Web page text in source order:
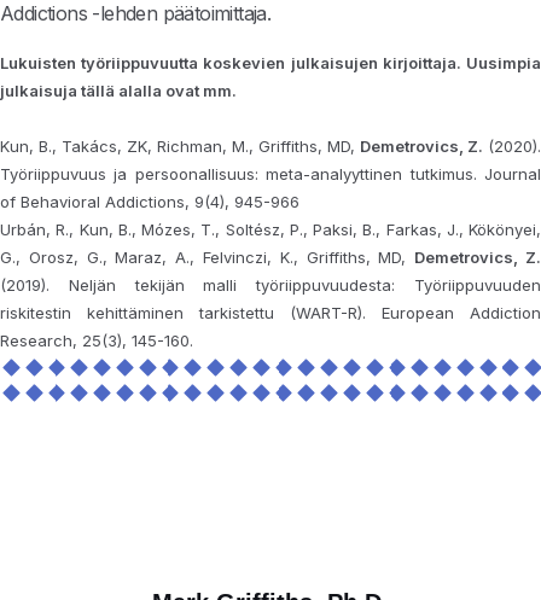
Addictions -lehden päätoimittaja.
Lukuisten työriippuvuutta koskevien julkaisujen kirjoittaja. Uusimpia
julkaisuja tällä alalla ovat mm.
Kun, B., Takács, ZK, Richman, M., Griffiths, MD, Demetrovics, Z. (2020).
Työriippuvuus ja persoonallisuus: meta-analyyttinen tutkimus. Journal
of Behavioral Addictions, 9(4), 945-966
Urbán, R., Kun, B., Mózes, T., Soltész, P., Paksi, B., Farkas, J., Kökönyei,
G., Orosz, G., Maraz, A., Felvinczi, K., Griffiths, MD, Demetrovics, Z.
(2019). Neljän tekijän malli työriippuvuudesta: Työriippuvuuden
riskitestin kehittäminen tarkistettu (WART-R). European Addiction
Research, 25(3), 145-160.